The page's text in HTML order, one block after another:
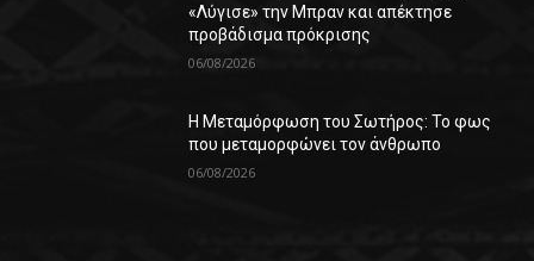
«Λύγισε» την Μπραν και απέκτησε
προβάδισμα πρόκρισης
06/08/2026
Η Μεταμόρφωση του Σωτήρος: Το φως
που μεταμορφώνει τον άνθρωπο
06/08/2026